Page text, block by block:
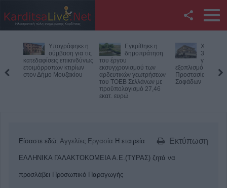
Twitter
YouTube
Αναζήτηση
Υπογράφηκε η
σύμβαση για τις
κατεδαφίσεις επικινδύνως
ετοιμόρροπων κτιρίων
στον Δήμο Μουζακίου
Εγκρίθηκε η
δημοπράτηση
του έργου
εκσυγχρονισμού των
αρδευτικών γεωτρήσεων
του ΤΟΕΒ Σελλάνων με
προϋπολογισμό 27,46
εκατ. ευρώ
300.000
για νέο
εξοπλισμό
Προστασίας στον
Σοφάδων
Εκτύπωση
Είσαστε εδώ: Αγγελίες Εργασία Η εταιρεία
ΕΛΛΗΝΙΚΑ ΓΑΛΑΚΤΟΚΟΜΕΙΑ Α.Ε.(ΤΥΡΑΣ) ζητά να
προσλάβει Προσωπικό Παραγωγής